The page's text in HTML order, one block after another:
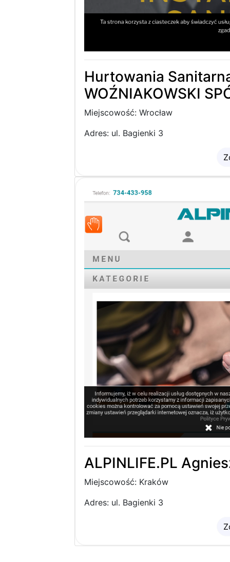
Hurtowania
WOŹNIAKOWSKI
Miejscowość: Wrocław
Adres: ul. Bagienki 3
ALPINLIFE.PL
Miejscowość: Kraków
Adres: ul. Bagienki 3